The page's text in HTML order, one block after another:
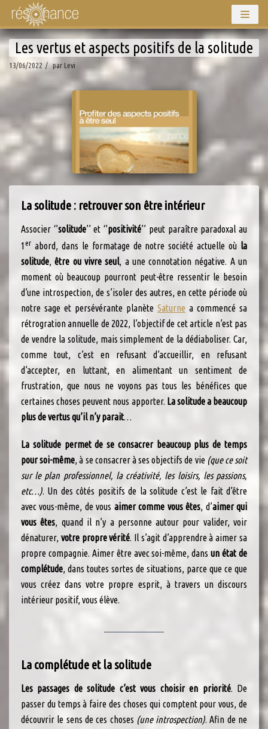
Aller
contenu
Les vertus et aspects positifs de la solitude
13/06/2022 parLevi
La solitude : retrouver son être intérieur
Associer ‘’solitude’’ et ‘’positivité’’ peut paraître paradoxal au
1 er abord, dans le formatage de notre société actuelle où la
solitude, être ou vivre seul, a une connotation négative. A un
moment où beaucoup pourront peut-être ressentir le besoin
d’une introspection, de s’isoler des autres, en cette période où
notre sage et persévérante planète Saturne a commencé sa
rétrogration annuelle de 2022, l’objectif de cet article n’est pas
de vendre la solitude, mais simplement de la dédiaboliser. Car,
comme tout, c’est en refusant d’accueillir, en refusant
d’accepter, en luttant, en alimentant un sentiment de
frustration, que nous ne voyons pas tous les bénéfices que
certaines choses peuvent nous apporter. La solitude a beaucoup
plus de vertus qu’il n’y parait…
La solitude permet de se consacrer beaucoup plus de temps
pour soi-même, à se consacrer à ses objectifs de vie (que ce soit
sur le plan professionnel, la créativité, les loisirs, les passions,
etc…). Un des côtés positifs de la solitude c’est le fait d’être
avec vous-même, de vous aimer comme vous êtes, d’aimer qui
vous êtes, quand il n’y a personne autour pour valider, voir
dénaturer, votre propre vérité. Il s’agit d’apprendre à aimer sa
propre compagnie. Aimer être avec soi-même, dansun état de
complétude, dans toutes sortes de situations, parce que ce que
vous créez dans votre propre esprit, à travers un discours
intérieur positif, vous élève.
La complétude et la solitude
Les passages de solitude c’est vous choisir en priorité. De
passer du temps à faire des choses qui comptent pour vous, de
découvrir le sens de ces choses (une introspection). Afin de ne